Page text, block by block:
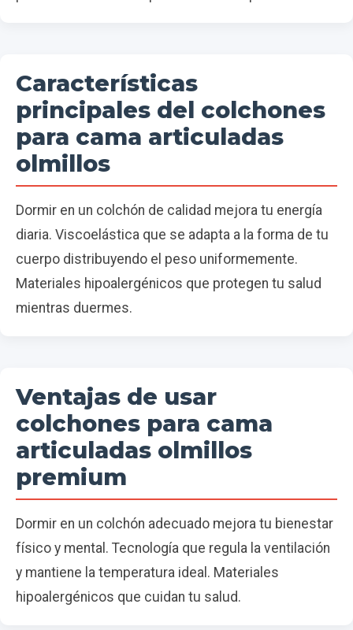
Características
principales del colchones
para cama articuladas
olmillos
Dormir en un colchón de calidad mejora tu energía
diaria. Viscoelástica que se adapta a la forma de tu
cuerpo distribuyendo el peso uniformemente.
Materiales hipoalergénicos que protegen tu salud
mientras duermes.
Ventajas de usar
colchones para cama
articuladas olmillos
premium
Dormir en un colchón adecuado mejora tu bienestar
físico y mental. Tecnología que regula la ventilación
y mantiene la temperatura ideal. Materiales
hipoalergénicos que cuidan tu salud.